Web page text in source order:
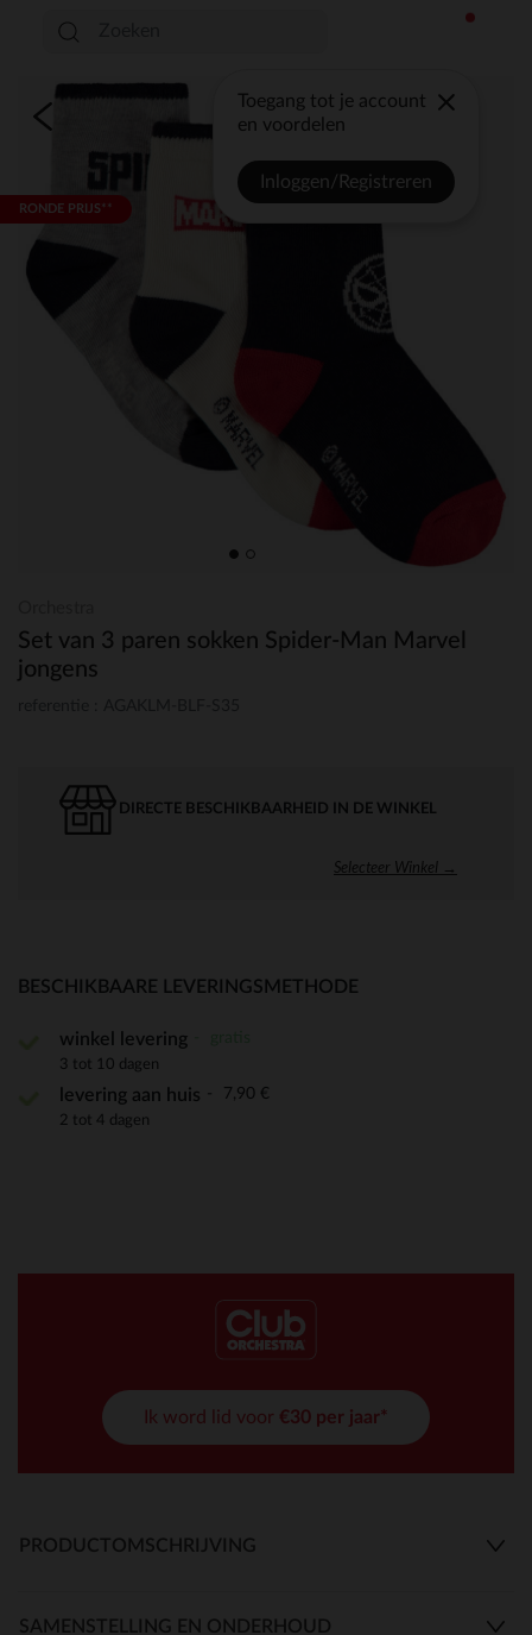
Toegang tot je account
en voordelen
Inloggen/Registreren
RONDE PRIJS**
Set van 3 paren sokken Spider-Man Marvel
jongens
DIRECTE BESCHIKBAARHEID IN DE WINKEL
Selecteer Winkel →
BESCHIKBAARE LEVERINGSMETHODE
winkel levering
3 tot 10 dagen
levering aan huis 7,90 €
2 tot 4 dagen
Ik word lid voor €30 per jaar*
PRODUCTOMSCHRIJVING
SAMENSTELLING EN ONDERHOUD